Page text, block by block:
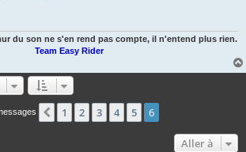
du son ne s'en rend pas compte, il n'entend plus rien.
Team Easy Rider
Précédente
1 2 3 4 5 6
Aller à